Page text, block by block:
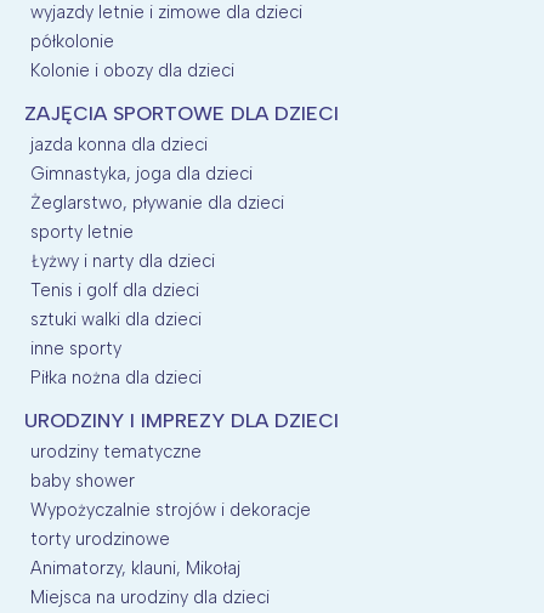
wyjazdy letnie i zimowe dla dzieci
półkolonie
Kolonie i obozy dla dzieci
ZAJĘCIA SPORTOWE DLA DZIECI
jazda konna dla dzieci
Gimnastyka, joga dla dzieci
Żeglarstwo, pływanie dla dzieci
sporty letnie
Łyżwy i narty dla dzieci
Tenis i golf dla dzieci
sztuki walki dla dzieci
inne sporty
Piłka nożna dla dzieci
URODZINY I IMPREZY DLA DZIECI
urodziny tematyczne
baby shower
Wypożyczalnie strojów i dekoracje
torty urodzinowe
Animatorzy, klauni, Mikołaj
Miejsca na urodziny dla dzieci